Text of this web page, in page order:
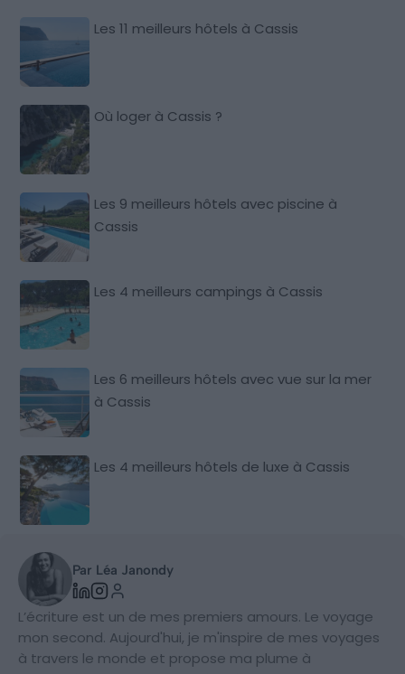
Les 11 meilleurs hôtels à Cassis
Où loger à Cassis ?
Les 9 meilleurs hôtels avec piscine à
Cassis
Les 4 meilleurs campings à Cassis
Les 6 meilleurs hôtels avec vue sur la mer
à Cassis
Les 4 meilleurs hôtels de luxe à Cassis
Par Léa Janondy
L’écriture est un de mes premiers amours. Le voyage
mon second. Aujourd'hui, je m'inspire de mes voyages
à travers le monde et propose ma plume à